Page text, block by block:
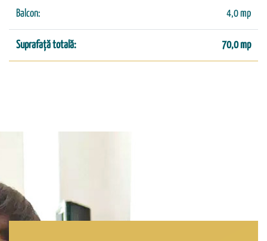
Balcon: 4,0 mp
Suprafață totală: 70,0 mp